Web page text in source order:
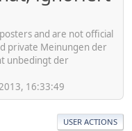
and are not official
private Meinungen der
unbedingt der
16:33:49
USER ACTIONS